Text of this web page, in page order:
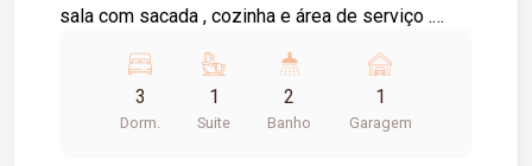
sala com sacada , cozinha e área de serviço .
poliesportiva, parque infantil, piscina e salão de
festas com cozinha e churrasqueira. Garagem
para 01 carro. Condomínio incluso.
3
Dorm.
1
Suite
2
Banho
1
Garagem